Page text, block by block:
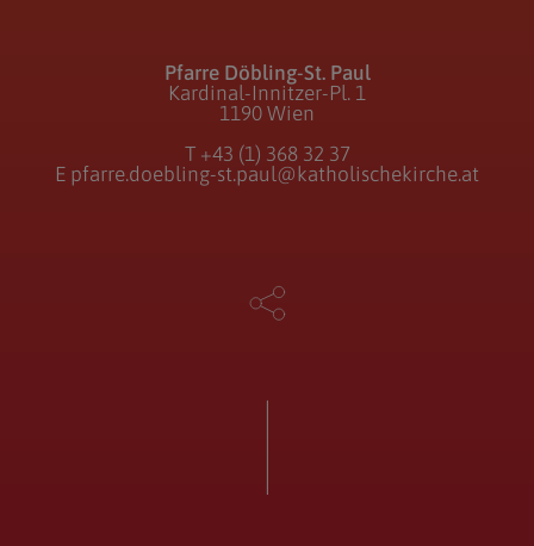
Pfarre Döbling-St. Paul
Kardinal-Innitzer-Pl. 1
1190 Wien
T +43 (1) 368 32 37
E pfarre.doebling-st.paul@katholischekirche.at